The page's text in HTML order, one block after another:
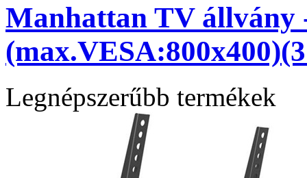
Manhattan TV állvány
Legnépszerűbb termékek